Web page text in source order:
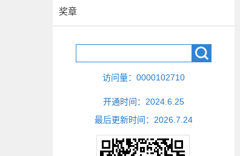
奖章
访问量： 0000102710
开通时间： 2024 6 25
最后更新时间： 2026 7 24